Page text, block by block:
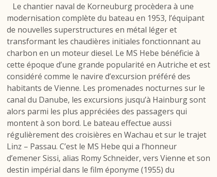
Le chantier naval de Korneuburg procèdera à une
modernisation complète du bateau en 1953, l’équipant
de nouvelles superstructures en métal léger et
transformant les chaudières initiales fonctionnant au
charbon en un moteur diesel. Le MS Hebe bénéficie à
cette époque d’une grande popularité en Autriche et est
considéré comme le navire d’excursion préféré des
habitants de Vienne. Les promenades nocturnes sur le
canal du Danube, les excursions jusqu’à Hainburg sont
alors parmi les plus appréciées des passagers qui
montent à son bord. Le bateau effectue aussi
régulièrement des croisières en Wachau et sur le trajet
Linz – Passau. C’est le MS Hebe qui a l’honneur
d’emener Sissi, alias Romy Schneider, vers Vienne et son
destin impérial dans le film éponyme (1955) du